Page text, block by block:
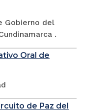
Gobierno del
.
Oral de
de Paz del